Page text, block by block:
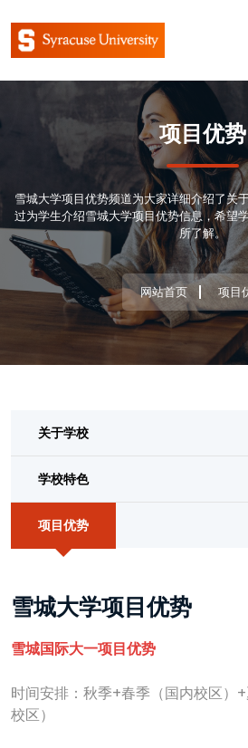
项目优势
雪城大学项目优势频道为大家详细介绍了关
过为学生介绍雪城大学项目优势信息，希望
所了解。
网站首页 项目
关于学校
学校特色
项目优势
雪城大学项目优势
雪城国际大一项目优势
时间安排：秋季+春季（国内校区）
校区）